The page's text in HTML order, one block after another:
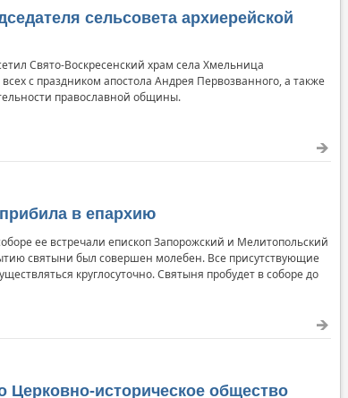
сельсовета архиерейской
Свято-Воскресенский храм села Хмельница
с праздником апостола Андрея Первозванного, а также
православной общины.
в епархию
ее встречали епископ Запорожский и Мелитопольский
святыни был совершен молебен. Все присутствующие
круглосуточно. Святыня пробудет в соборе до
историческое общество